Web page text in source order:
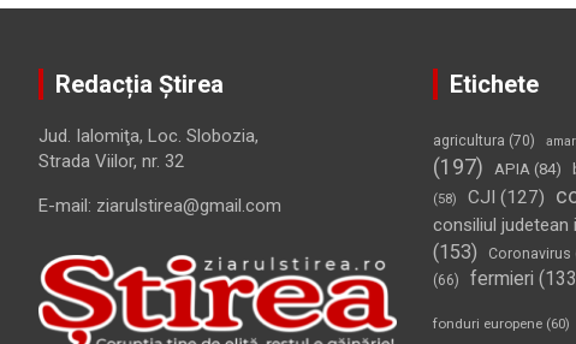
Redacția Știrea
Jud. Ialomiţa, Loc. Slobozia,
Strada Viilor, nr. 32
E-mail: ziarulstirea@gmail.com
Etichete
agricultura (70)
(197)
APIA(84)
(58)
CJI (127)
consiliul judetean
(153)
Coronavirus
(66)
fermieri
fonduri europene(60)